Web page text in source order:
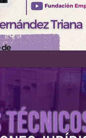
Donaciones